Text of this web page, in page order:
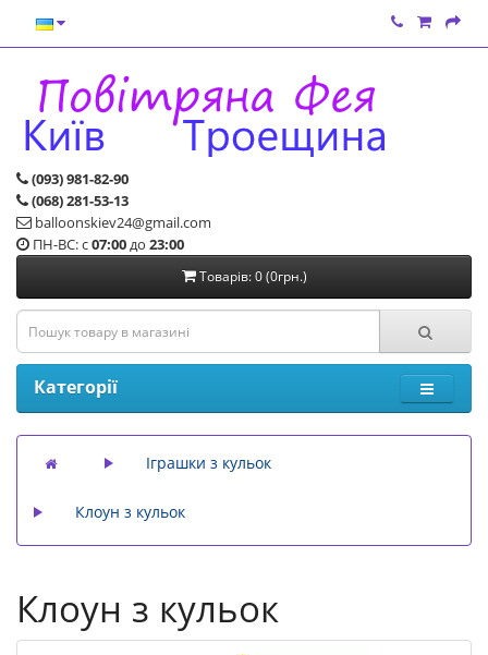
(093) 981-82-90
(068) 281-53-13
balloonskiev24@gmail.com
ПН-ВС: с07:00до 23:00
Товарів: 0 (0грн.)
Категорії
Іграшки з кульок
Клоун з кульок
Клоун з кульок